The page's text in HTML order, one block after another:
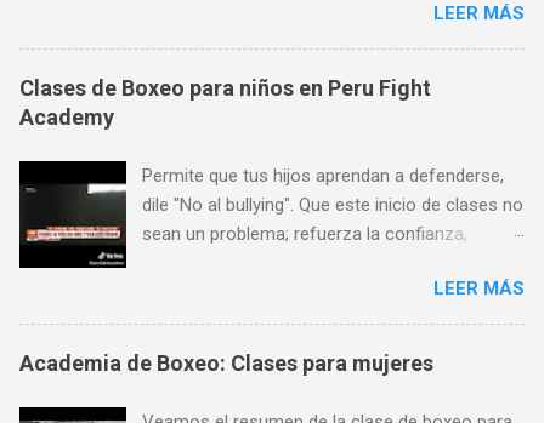
lugar para aprender boxeo de San Miguel,
Pueblo Libre y Jesús María; y todo ello gracias
a su preferencia. Encuéntranos en Av. La
Marina 1368 (a pocas cuadras de Plaza San
a Viernes de 7 am a 11 pm, Sábados de 9 am a
8 pm y Domingos de 9 am a 1 pm. Más
informes: 944 672 901,
LEER MÁS
Clases de Boxeo para niños en Peru Fight
Academy
Permite que tus hijos aprendan a defenderse,
dile "No al bullying". Que este inicio de clases no
sean un problema; refuerza la confianza,
las artes marciales y deportes de contacto!
Encuéntranos en Av. La Marina 1368 (a pocas
cuadras de Plaza San Miguel). Aceptamos
todas las tarjetas de crédito. Horario de
LEER MÁS
Academia de Boxeo: Clases para mujeres